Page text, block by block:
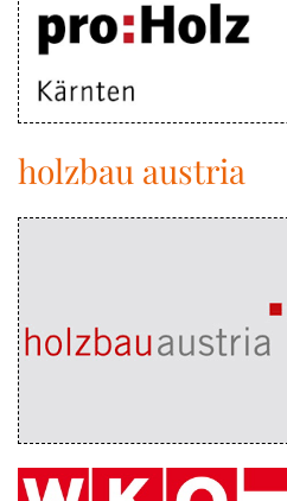
holzbau austria